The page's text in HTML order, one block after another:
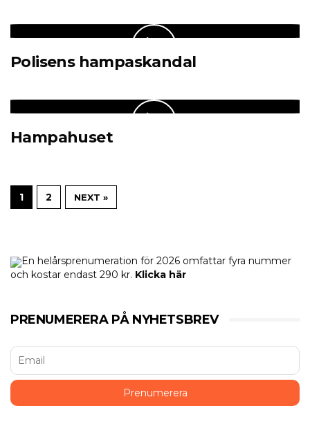
Polisens hampaskandal
Hampahuset
1 2 NEXT »
En helårsprenumeration för 2026 omfattar fyra nummer
och kostar endast 290 kr. Klicka här
PRENUMERERA PÅ NYHETSBREV